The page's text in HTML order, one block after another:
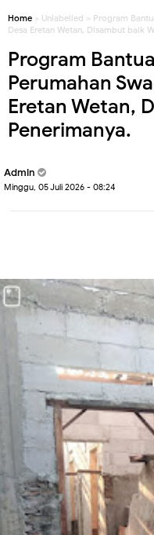
Home » Unlabelled » Program
Desa Eretan Wetan, Disambut baik
Program
Perumahan
Eretan Wetan,
Penerimanya.
Admin
Minggu, 05 Juli 2026 - 08:24